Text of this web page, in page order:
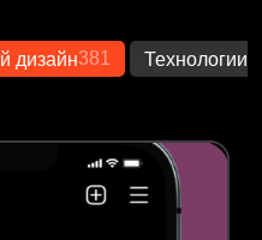
дизайн381 Технологии